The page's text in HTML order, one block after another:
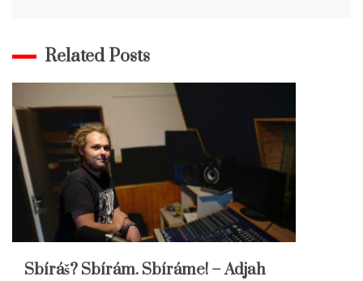
Related Posts
Sbíráš? Sbírám. Sbíráme! – Adjah